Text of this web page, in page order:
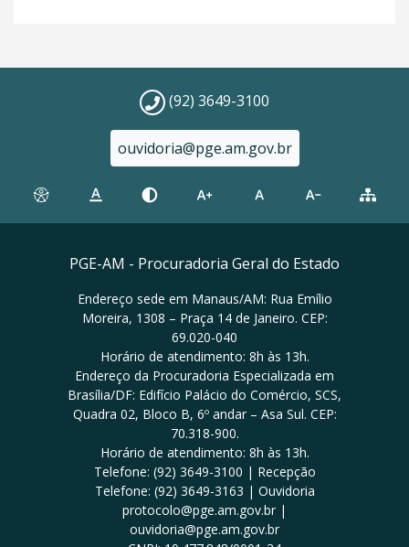
(92) 3649-3100
ouvidoria@pge.am.gov.br
PGE-AM - Procuradoria Geral do Estado
Endereço sede em Manaus/AM: Rua Emílio
Moreira, 1308 – Praça 14 de Janeiro. CEP:
69.020-040
Horário de atendimento: 8h às 13h.
Endereço da Procuradoria Especializada em
Brasília/DF: Edifício Palácio do Comércio, SCS,
Quadra 02, Bloco B, 6º andar – Asa Sul. CEP:
70.318-900.
Horário de atendimento: 8h às 13h.
Telefone: (92) 3649-3100 | Recepção
Telefone: (92) 3649-3163 | Ouvidoria
protocolo@pge.am.gov.br |
ouvidoria@pge.am.gov.br